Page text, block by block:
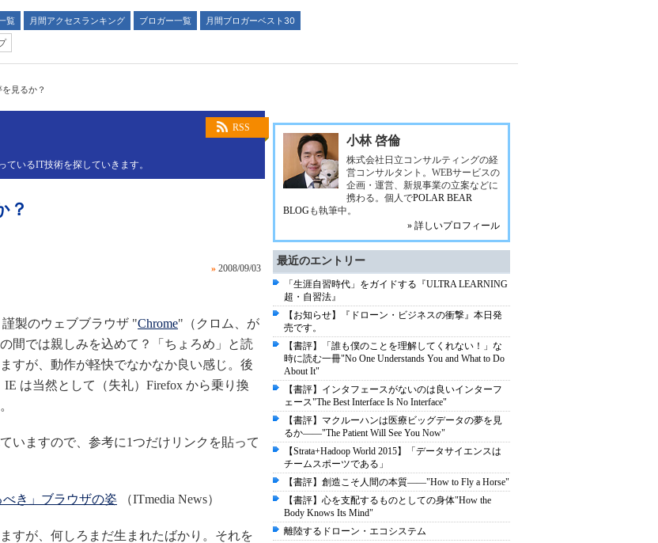
覧 月間アクセスランキング ブロガー一覧
月間ブロガーベスト30
見るか？
RSS
いるIT技術を探していきます。
？
» 2008/09/03
謹製のウェブブラウザ "Chrome"（クロム、が
間では親しみを込めて？「ちょろめ」と読
すが、動作が軽快でなかなか良い感じ。後
は当然として（失礼）Firefox から乗り換
いますので、参考に1つだけリンクを貼って
き」ブラウザの姿 （ITmedia News）
すが、何しろまだ生まれたばかり。それを
小林 啓倫
株式会社日立コンサルティングの経
営コンサルタント。WEBサービスの
企画・運営、新規事業の立案などに
携わる。個人でPOLAR BEAR
BLOGも執筆中。
» 詳しいプロフィール
最近のエントリー
「生涯自習時代」をガイドする『ULTRA LEARNING
超・自習法』
【お知らせ】『ドローン・ビジネスの衝撃』本日発
売です。
【書評】「誰も僕のことを理解してくれない！」な
時に読む一冊"No One Understands You and What to Do
About It"
【書評】インタフェースがないのは良いインターフ
ェース"The Best Interface Is No Interface"
【書評】マクルーハンは医療ビッグデータの夢を見
るか――"The Patient Will See You Now"
【Strata+Hadoop World 2015】「データサイエンスは
チームスポーツである」
【書評】創造こそ人間の本質――"How to Fly a Horse"
【書評】心を支配するものとしての身体"How the
Body Knows Its Mind"
離陸するドローン・エコシステム